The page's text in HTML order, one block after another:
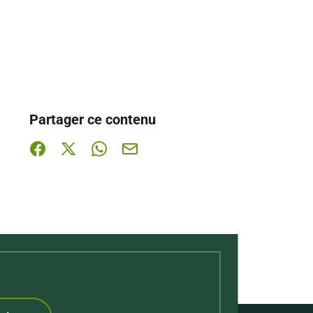
Partager ce contenu
Partager sur Facebook (nouvelle fenêtre)
Partager sur X / Twitter (nouvelle fenêtre)
Partager sur WhatsApp
Partager par mail